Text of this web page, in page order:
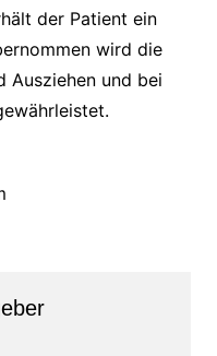
der Patient ein
wird die
Ausziehen und bei